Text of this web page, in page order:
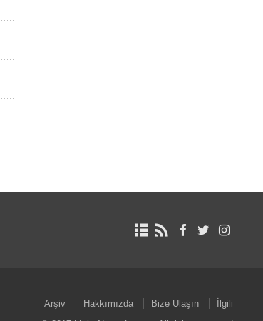
Arşiv Hakkımızda Bize Ulaşın
İlgili